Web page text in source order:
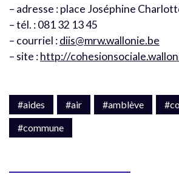
– adresse : place Joséphine
– tél. : 081 32 13 45
– courriel :diis@mrw.wallonie.be
– site :http://
#aides #air #amblève
#commune